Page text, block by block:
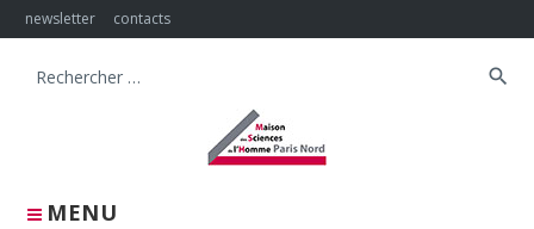
Skip
to
newsletter contacts
MENU
Search
search